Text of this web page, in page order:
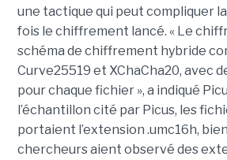
une tactique qui peut compliquer
fois le chiffrement lancé. « Le
schéma de chiffrement hybride
Curve25519 et XChaCha20, avec
pour chaque fichier », a indiqué
l’échantillon cité par Picus, les
portaient l’extension .umc16h,
chercheurs aient observé des